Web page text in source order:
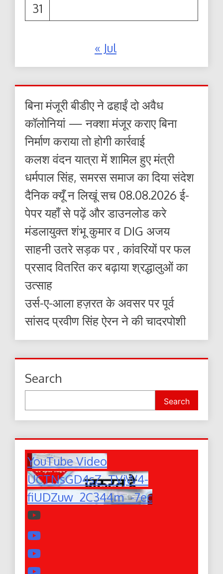
31
« Jul
बिना मंजूरी बीडीए ने ढहाईं दो अवैध
कॉलोनियां — नक्शा मंजूर कराए बिना
निर्माण कराया तो होगी कार्रवाई
कलश वंदन यात्रा में शामिल हुए मंत्री
धर्मपाल सिंह, समरस समाज का दिया संदेश
दैनिक क्यूँ न लिखूं सच 08.08.2026 ई-
पेपर यहाँ से पढ़ें और डाउनलोड करे
मंडलायुक्त शंभू कुमार व DIG अजय
साहनी उतरे सड़क पर , कांवरियों पर फल
प्रसाद वितरित कर बढ़ाया श्रद्धालुओं का
उत्साह
उर्स-ए-आला हज़रत के अवसर पर पूर्व
सांसद प्रवीण सिंह ऐरन ने की चादरपोशी
Search
Search
YouTube Video
UCTNsGD4sZ_TVjW4-
fiUDZuw_2C344m_-7ec